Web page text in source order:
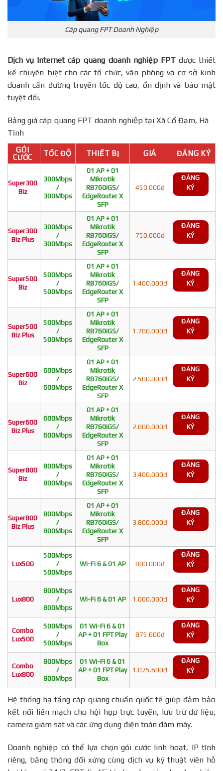
Cáp quang FPT Doanh Nghiệp
Dịch vụ Internet cáp quang doanh nghiệp FPTđược thiết
kế chuyên biệt cho các tổ chức, văn phòng và cơ sở kinh
doanh cần đường truyền tốc độ cao, ổn định và bảo mật
tuyệt đối.
Bảng giá cáp quang FPT doanh nghiệp tại Xã Cổ Đạm, Hà
Tĩnh
GÓI
CƯỚC
TỐC ĐỘ THIẾT BỊ GIÁ ĐĂNG KÝ
Super300
Biz
300Mbps
/
300Mbps
01 AP + 01
Mikrotik
RB760iGS/
EdgeRouter X
SFP
450.000đ
ĐĂNG
KÝ
Super300
Biz Plus
300Mbps
/
300Mbps
01 AP + 01
Mikrotik
RB760iGS/
EdgeRouter X
SFP
750.000đ
ĐĂNG
KÝ
Super500
Biz
500Mbps
/
500Mbps
01 AP + 01
Mikrotik
RB760iGS/
EdgeRouter X
SFP
1.400.000đ
ĐĂNG
KÝ
Super500
Biz Plus
500Mbps
/
500Mbps
01 AP + 01
Mikrotik
RB760iGS/
EdgeRouter X
SFP
1.700.000đ
ĐĂNG
KÝ
Super600
Biz
600Mbps
/
600Mbps
01 AP + 01
Mikrotik
RB760iGS/
EdgeRouter X
SFP
2.500.000đ
ĐĂNG
KÝ
Super600
Biz Plus
600Mbps
/
600Mbps
01 AP + 01
Mikrotik
RB760iGS/
EdgeRouter X
SFP
2.800.000đ
ĐĂNG
KÝ
Super800
Biz
800Mbps
/
800Mbps
01 AP + 01
Mikrotik
RB760iGS/
EdgeRouter X
SFP
3.400.000đ
ĐĂNG
KÝ
Super800
Biz Plus
800Mbps
/
800Mbps
01 AP + 01
Mikrotik
RB760iGS/
EdgeRouter X
SFP
3.800.000đ
ĐĂNG
KÝ
Lux500
500Mbps
/
500Mbps
Wi-Fi 6 & 01 AP 800.000đ
ĐĂNG
KÝ
Lux800
800Mbps
/
800Mbps
Wi-Fi 6 & 01 AP 1.000.000đ
ĐĂNG
KÝ
Combo
Lux500
500Mbps
/
500Mbps
01 Wi-Fi 6 & 01
AP + 01 FPT Play
Box
875.600đ
ĐĂNG
KÝ
Combo
Lux800
800Mbps
/
800Mbps
01 Wi-Fi 6 & 01
AP + 01 FPT Play
Box
1.075.600đ
ĐĂNG
KÝ
Hệ thống hạ tầng cáp quang chuẩn quốc tế giúp đảm bảo
kết nối liền mạch cho hội họp trực tuyến, lưu trữ dữ liệu,
camera giám sát và các ứng dụng điện toán đám mây.
Doanh nghiệp có thể lựa chọn gói cước linh hoạt, IP tĩnh
riêng, băng thông đối xứng cùng dịch vụ kỹ thuật viên hỗ